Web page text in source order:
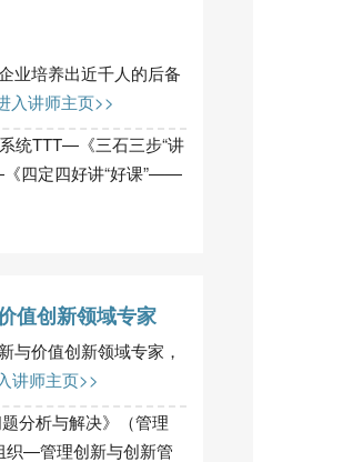
业培养出近千人的后备
入讲师主页>>
统TTT—《三石三步“讲
四定四好讲“好课”——
值创新领域专家
与价值创新领域专家，
讲师主页>>
分析与解决》（管理
织—管理创新与创新管